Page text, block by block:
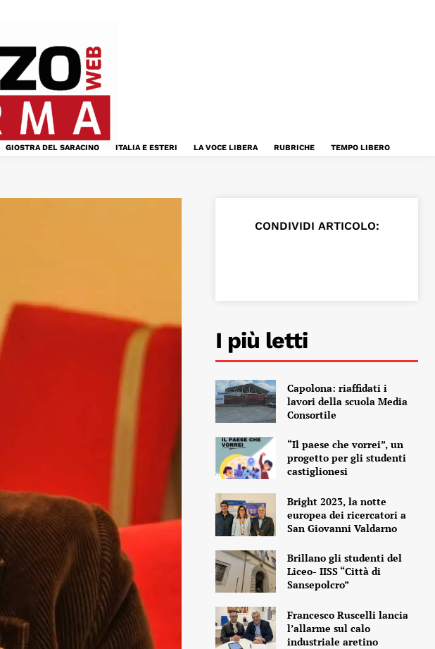
GIOSTRA DEL SARACINO ITALIA E ESTERI LA VOCE LIBERA RUBRICHE TEMPO LIBERO
CONDIVIDI ARTICOLO:
I più letti
Capolona: riaffidati i
lavori della scuola Media
Consortile
“Il paese che vorrei”, un
progetto per gli studenti
castiglionesi
Bright 2023, la notte
europea dei ricercatori a
San Giovanni Valdarno
Brillano gli studenti del
Liceo- IISS “Città di
Sansepolcro”
Francesco Ruscelli lancia
l’allarme sul calo
industriale aretino